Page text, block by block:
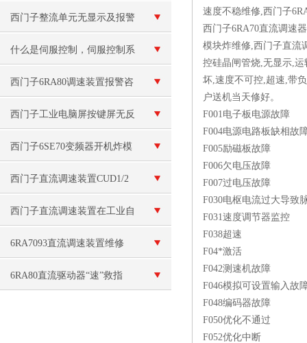
维修
西门子整流单元无显示及报警
复位不了修理
什么是伺服控制，伺服控制系
统的控制方式有哪些？
西门子6RA80调速装置报警咨
询
西门子工业电脑屏按键屏无反
应维修
西门子6SE70变频器开机炸模
块维修
西门子直流调速装置CUD1/2
主板坏维修
西门子直流调速装置在工业自
动化中的应用
6RA7093直流调速装置维修
6RA80直流驱动器“速”救指
速度不稳维修,西门子
西门子6RA70直流调速
模块炸维修,西门子直流
控硅晶闸管烧,无显示,
坏,速度不可控,超速,带
户送机当天修好。
F001电子板电源故障
F004电源电路板缺相故
F005励磁板故障
F006欠电压故障
F007过电压故障
F030电枢电流过大导致
F031速度调节器监控
F038超速
F04*激活
F042测速机故障
F046模拟可设置输入故
F048编码器故障
F050优化不通过
F052优化中断